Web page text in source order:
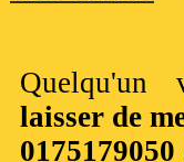
Quelqu'un
laisser de